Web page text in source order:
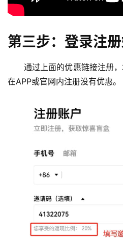
第三步：登录注
通过上面的优惠链接注册
在APP或官网内注册没有优惠。